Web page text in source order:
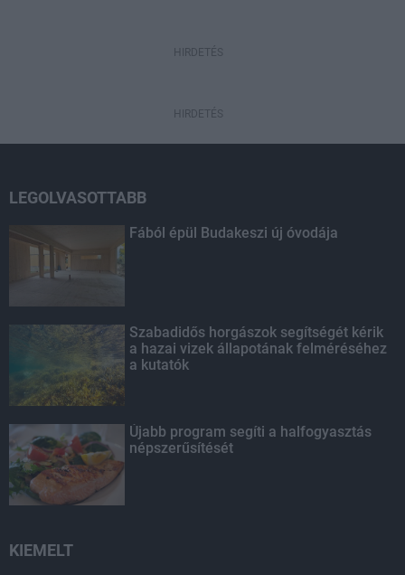
HIRDETÉS
HIRDETÉS
LEGOLVASOTTABB
Fából épül Budakeszi új óvodája
Szabadidős horgászok segítségét kérik
a hazai vizek állapotának felméréséhez
a kutatók
Újabb program segíti a halfogyasztás
népszerűsítését
KIEMELT